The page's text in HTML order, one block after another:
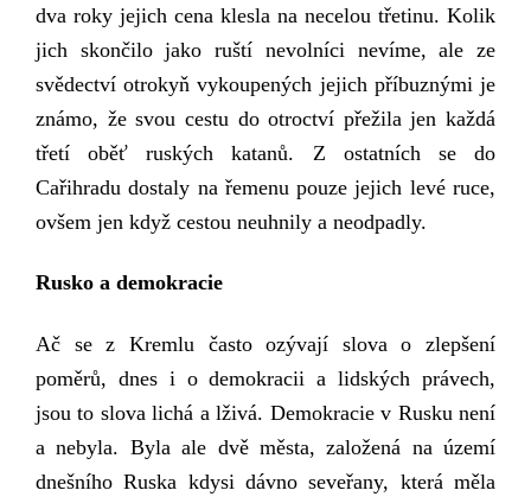
dva roky jejich cena klesla na necelou třetinu. Kolik
jich skončilo jako ruští nevolníci nevíme, ale ze
svědectví otrokyň vykoupených jejich příbuznými je
známo, že svou cestu do otroctví přežila jen každá
třetí oběť ruských katanů. Z ostatních se do
Cařihradu dostaly na řemenu pouze jejich levé ruce,
ovšem jen když cestou neuhnily a neodpadly.
Rusko a demokracie
Ač se z Kremlu často ozývají slova o zlepšení
poměrů, dnes i o demokracii a lidských právech,
jsou to slova lichá a lživá. Demokracie v Rusku není
a nebyla. Byla ale dvě města, založená na území
dnešního Ruska kdysi dávno seveřany, která měla